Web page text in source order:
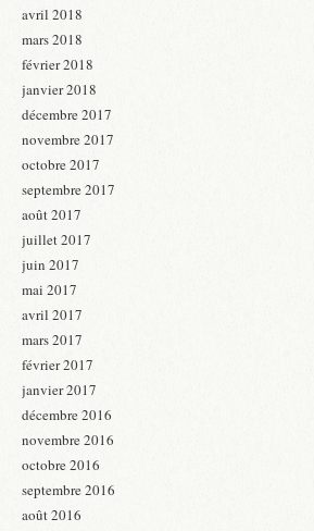
avril 2018
mars 2018
février 2018
janvier 2018
décembre 2017
novembre 2017
octobre 2017
septembre 2017
août 2017
juillet 2017
juin 2017
mai 2017
avril 2017
mars 2017
février 2017
janvier 2017
décembre 2016
novembre 2016
octobre 2016
septembre 2016
août 2016